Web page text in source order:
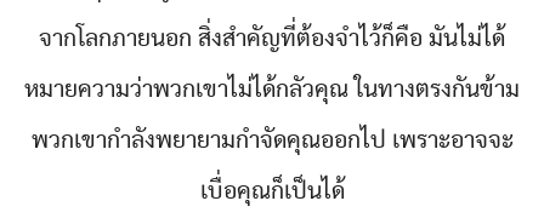
จากโลกภายนอก สิ่งสำคัญที่ต้องจำไว้ก็คือ มันไม่ได้
หมายความว่าพวกเขาไม่ได้กลัวคุณ ในทางตรงกันข้าม
พวกเขากำลังพยายามกำจัดคุณออกไป เพราะอาจจะ
เบื่อคุณก็เป็นได้